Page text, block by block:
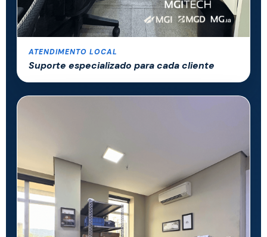
ATENDIMENTO LOCAL
Suporte especializado para cada cliente